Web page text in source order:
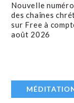
Nouvelle
des chaînes
sur Free à
août 2026